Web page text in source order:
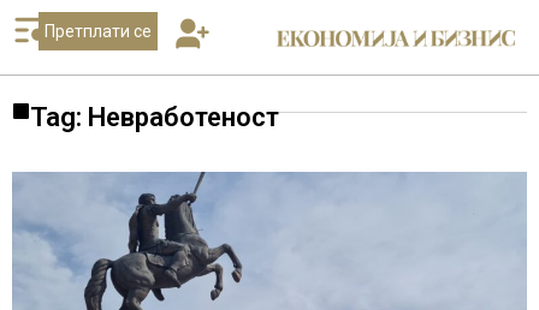
Претплати се
Tag: Невработеност